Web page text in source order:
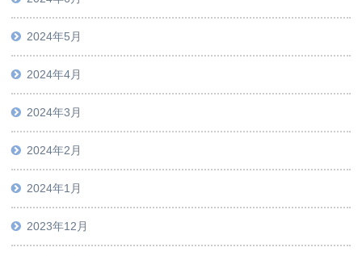
2024年5月
2024年4月
2024年3月
2024年2月
2024年1月
2023年12月